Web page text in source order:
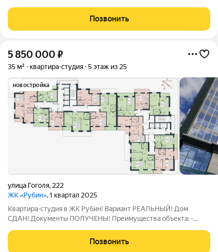
Чистая юридически. Звоните!Позвонить
5 850 000 ₽
35 м² квартира-студия 5 этаж из 25
новостройка
улица Гоголя, 222
ЖК «Рубин», 1 квартал 2025
Квартира-студия в ЖК Рубин! Вариант РЕАЛЬНЫЙ! Дом
СДАН! Документы ПОЛУЧЕНЫ! Преимущества объекта: -
чистовой отделкой; - функциональная современная
планировка; - витражное остекление, стильная
Позвонить